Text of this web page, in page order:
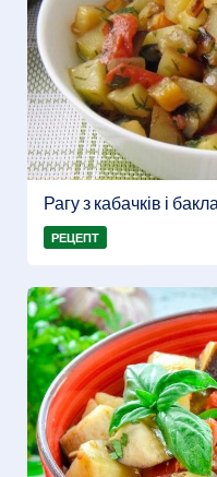
Рагу з кабачків і
РЕЦЕПТ